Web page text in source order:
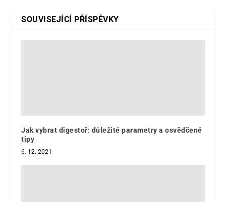
SOUVISEJÍCÍ PŘÍSPĚVKY
Jak vybrat digestoř: důležité parametry a osvědčené
tipy
6. 12. 2021